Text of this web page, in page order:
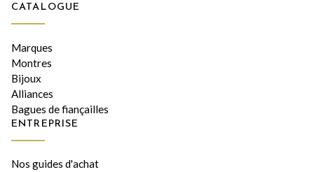
CATALOGUE
Marques
Montres
Bijoux
Alliances
Bagues de fiançailles
ENTREPRISE
Nos guides d'achat